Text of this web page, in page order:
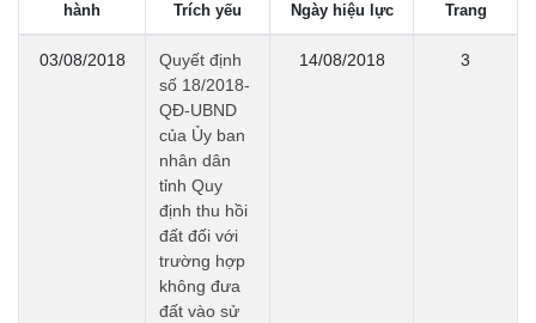
hành
Trích yếu Ngày hiệu lực Trang
03/08/2018
Quyết định
số 18/2018-
QĐ-UBND
của Ủy ban
nhân dân
tỉnh Quy
định thu hồi
đất đối với
trường hợp
không đưa
đất vào sử
14/08/2018 3